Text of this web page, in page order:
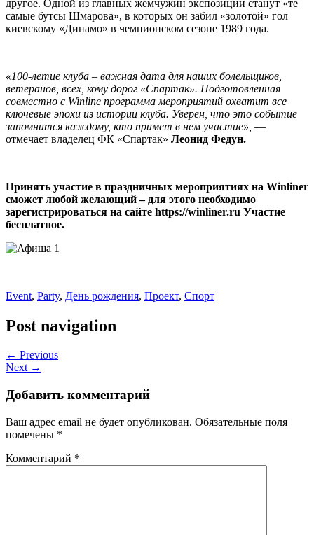
другое. Одной из главных жемчужин экспозиции станут «те
самые бутсы Шмарова», в которых он забил «золотой» гол
киевскому «Динамо» в чемпионском сезоне 1989 года.
«100-летие клуба – важная дата для наших болельщиков,
ветеранов, всех, кому дорог «Спартак». Подготовленная
совместно с Winline программа мероприятий охватит все
ключевые эпохи из истории клуба. Уверен, что это событие
запомнится каждому, кто примет в нем участие», —
отмечает владелец ФК «Спартак» Леонид Федун.
Принять участие в праздничных мероприятиях на Winliner
сможет любой желающий – для этого необходимо
зарегистрироваться на сайте https://winliner.ru Участие
бесплатное.
Event, Party, День рождения, Проект, Спорт
Post navigation
← Previous
Next →
Добавить комментарий
Ваш адрес email не будет опубликован. Обязательные поля
помечены *
Комментарий *